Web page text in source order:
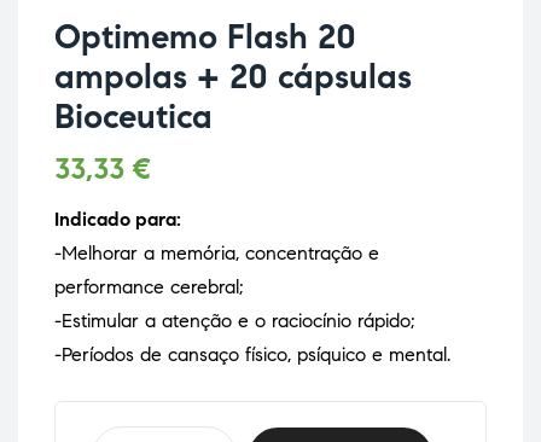
Optimemo Flash 20
ampolas + 20 cápsulas
Bioceutica
33,33 €
Indicado para:
-Melhorar a memória, concentração e
performance cerebral;
-Estimular a atenção e o raciocínio rápido;
-Períodos de cansaço físico, psíquico e mental.